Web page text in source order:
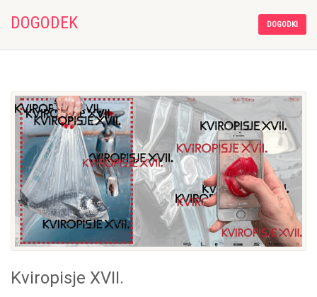
DOGODEK DOGODKI
Kviropisje XVII.